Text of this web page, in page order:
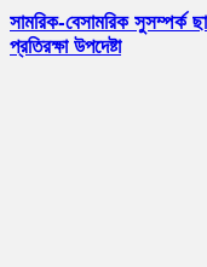
সামরিক-বেসামরিক সুসম্পর্ক
প্রতিরক্ষা উপদেষ্টা